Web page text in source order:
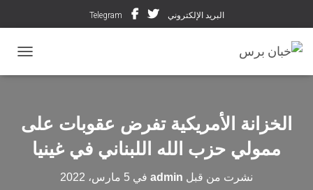
البريد الإلكتروني Telegram
الخزانة الأمريكية تفرض عقوبات على
ممولي حزب الله اللبناني في غينيا
نشرت من قبل admin في 5 مارس، 2022